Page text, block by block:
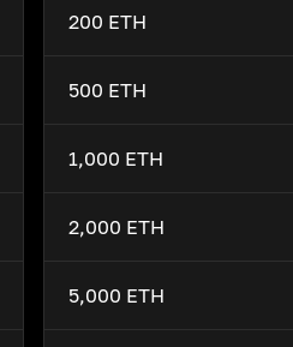
200 ETH
500 ETH
1,000 ETH
2,000 ETH
5,000 ETH